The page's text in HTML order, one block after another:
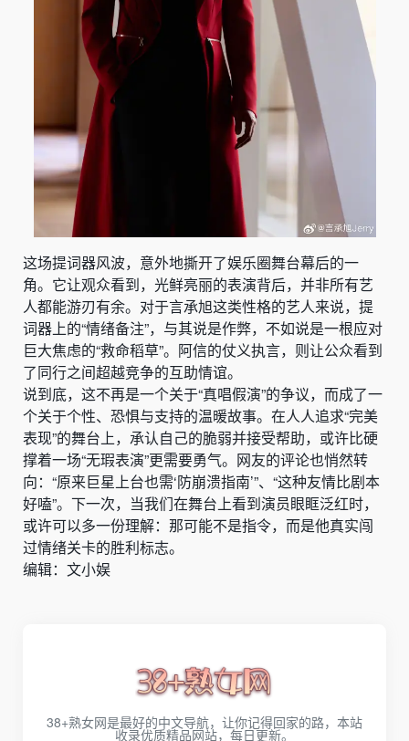
这场提词器风波，意外地撕开了娱乐圈舞台幕后的一
角。它让观众看到，光鲜亮丽的表演背后，并非所有艺
人都能游刃有余。对于言承旭这类性格的艺人来说，提
词器上的“情绪备注”，与其说是作弊，不如说是一根应对
巨大焦虑的“救命稻草”。阿信的仗义执言，则让公众看到
了同行之间超越竞争的互助情谊。
说到底，这不再是一个关于“真唱假演”的争议，而成了一
个关于个性、恐惧与支持的温暖故事。在人人追求“完美
表现”的舞台上，承认自己的脆弱并接受帮助，或许比硬
撑着一场“无瑕表演”更需要勇气。网友的评论也悄然转
向：“原来巨星上台也需‘防崩溃指南’”、“这种友情比剧本
好嗑”。下一次，当我们在舞台上看到演员眼眶泛红时，
或许可以多一份理解：那可能不是指令，而是他真实闯
过情绪关卡的胜利标志。
编辑：文小娱
38+熟女网是最好的中文导航，让你记得回家的路，本站
收录优质精品网站，每日更新。